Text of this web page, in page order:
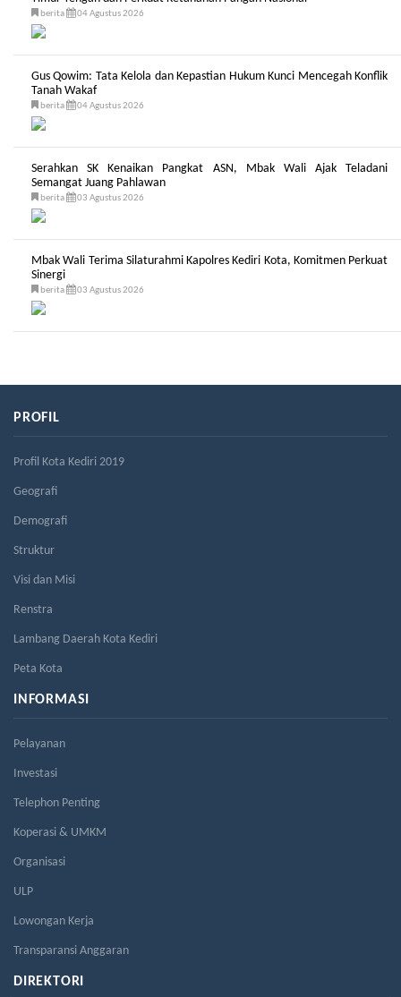
berita 04 Agustus 2026
Gus Qowim: Tata Kelola dan Kepastian Hukum Kunci Mencegah Konflik
Tanah Wakaf
berita 04 Agustus 2026
Serahkan SK Kenaikan Pangkat ASN, Mbak Wali Ajak Teladani
Semangat Juang Pahlawan
berita 03 Agustus 2026
Mbak Wali Terima Silaturahmi Kapolres Kediri Kota, Komitmen Perkuat
Sinergi
berita 03 Agustus 2026
PROFIL
Profil Kota Kediri 2019
Geografi
Demografi
Struktur
Visi dan Misi
Renstra
Lambang Daerah Kota Kediri
Peta Kota
INFORMASI
Pelayanan
Investasi
Telephon Penting
Koperasi & UMKM
Organisasi
ULP
Lowongan Kerja
Transparansi Anggaran
DIREKTORI